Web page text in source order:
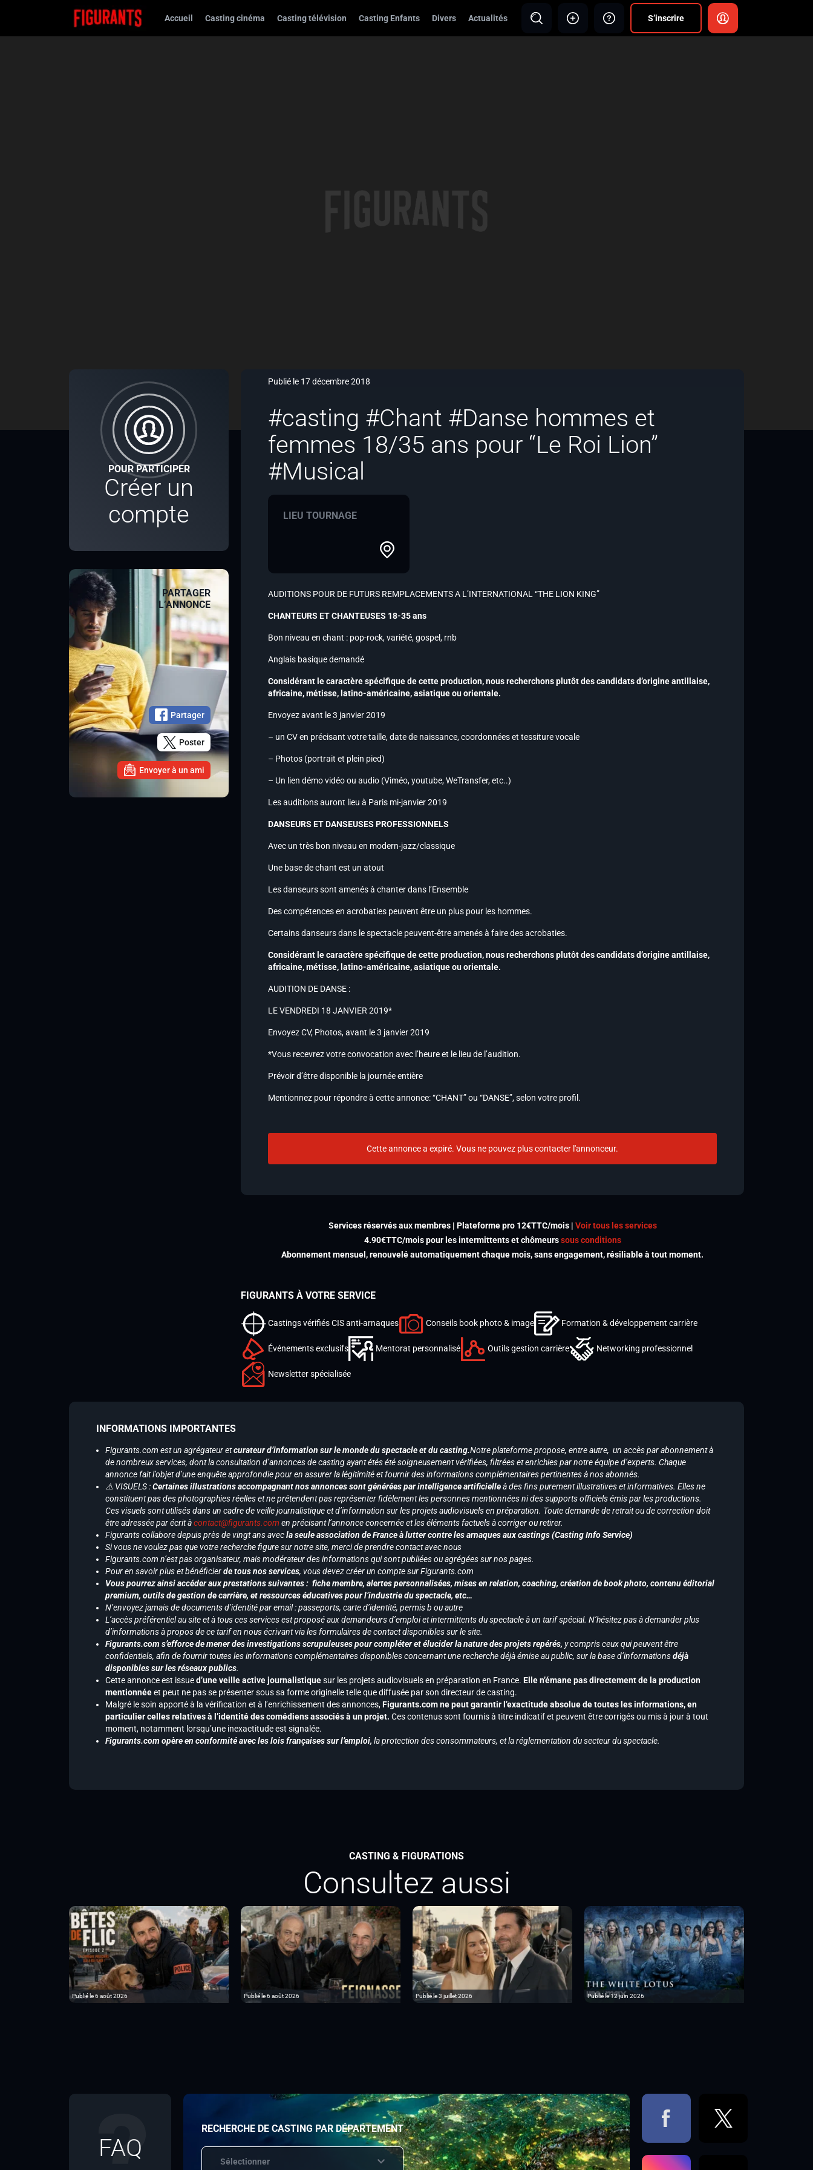
Accueil Casting cinéma Casting télévision Casting Enfants Divers Actualités S’inscrire
POUR PARTICIPER
Créer un
compte
PARTAGER
L’ANNONCE
Partager
Poster
Envoyer à un ami
Publié le 17 décembre 2018
#casting #Chant #Danse hommes et
femmes 18/35 ans pour “Le Roi Lion”
#Musical
LIEU TOURNAGE
AUDITIONS POUR DE FUTURS REMPLACEMENTS A L’INTERNATIONAL “THE LION KING”
CHANTEURS ET CHANTEUSES 18-35 ans
Bon niveau en chant : pop-rock, variété, gospel, rnb
Anglais basique demandé
Considérant le caractère spécifique de cette production, nous recherchons plutôt des candidats d’origine antillaise,
africaine, métisse, latino-américaine, asiatique ou orientale.
Envoyez avant le 3 janvier 2019
– un CV en précisant votre taille, date de naissance, coordonnées et tessiture vocale
– Photos (portrait et plein pied)
– Un lien démo vidéo ou audio (Viméo, youtube, WeTransfer, etc..)
Les auditions auront lieu à Paris mi-janvier 2019
DANSEURS ET DANSEUSES PROFESSIONNELS
Avec un très bon niveau en modern-jazz/classique
Une base de chant est un atout
Les danseurs sont amenés à chanter dans l’Ensemble
Des compétences en acrobaties peuvent être un plus pour les hommes.
Certains danseurs dans le spectacle peuvent-être amenés à faire des acrobaties.
Considérant le caractère spécifique de cette production, nous recherchons plutôt des candidats d’origine antillaise,
africaine, métisse, latino-américaine, asiatique ou orientale.
AUDITION DE DANSE :
LE VENDREDI 18 JANVIER 2019*
Envoyez CV, Photos, avant le 3 janvier 2019
*Vous recevrez votre convocation avec l’heure et le lieu de l’audition.
Prévoir d’être disponible la journée entière
Mentionnez pour répondre à cette annonce: “CHANT” ou “DANSE”, selon votre profil.
Cette annonce a expiré. Vous ne pouvez plus contacter l'annonceur.
Services réservés aux membres | Plateforme pro 12€TTC/mois | Voir tous les services
4.90€TTC/mois pour les intermittents et chômeurssous conditions
Abonnement mensuel, renouvelé automatiquement chaque mois, sans engagement, résiliable à tout moment.
FIGURANTS À VOTRE SERVICE
Castings vérifiés CIS anti-arnaques Conseils book photo & image Formation & développement carrière
Événements exclusifs Mentorat personnalisé Outils gestion carrière Networking professionnel
Newsletter spécialisée
INFORMATIONS IMPORTANTES
Figurants.com est un agrégateur etcurateur d’information sur le monde du spectacle et du casting.Notre plateforme propose, entre autre, un accès par abonnement à
de nombreux services, dont la consultation d’annonces de casting ayant étés été soigneusement vérifiées, filtrées et enrichies par notre équipe d’experts. Chaque
annonce fait l’objet d’une enquête approfondie pour en assurer la légitimité et fournir des informations complémentaires pertinentes à nos abonnés.
⚠️ VISUELS :Certaines illustrations accompagnant nos annonces sont générées par intelligence artificielleà des fins purement illustratives et informatives. Elles ne
constituent pas des photographies réelles et ne prétendent pas représenter fidèlement les personnes mentionnées ni des supports officiels émis par les productions.
Ces visuels sont utilisés dans un cadre de veille journalistique et d’information sur les projets audiovisuels en préparation. Toute demande de retrait ou de correction doit
être adressée par écrit àcontact@figurants.com en précisant l’annonce concernée et les éléments factuels à corriger ou retirer.
Figurants collabore depuis près de vingt ans avecla seule association de France à lutter contre les arnaques aux castings (Casting Info Service)
Si vous ne voulez pas que votre recherche figure sur notre site, merci de prendre contact avec nous
Figurants.com n’est pas organisateur, mais modérateur des informations qui sont publiées ou agrégées sur nos pages.
Pour en savoir plus et bénéficierde tous nos services, vous devez créer un compte sur Figurants.com
Vous pourrez ainsi accéder aux prestations suivantes : fiche membre, alertes personnalisées, mises en relation, coaching, création de book photo, contenu éditorial
premium, outils de gestion de carrière, et ressources éducatives pour l’industrie du spectacle, etc…
N’envoyez jamais de documents d’identité par email : passeports, carte d’identité, permis b ou autre
L’accès préférentiel au site et à tous ces services est proposé aux demandeurs d’emploi et intermittents du spectacle à un tarif spécial. N’hésitez pas à demander plus
d’informations à propos de ce tarif en nous écrivant via les formulaires de contact disponibles sur le site.
Figurants.com s’efforce de mener des investigations scrupuleuses pour compléter et élucider la nature des projets repérés, y compris ceux qui peuvent être
confidentiels, afin de fournir toutes les informations complémentaires disponibles concernant une recherche déjà émise au public, sur la base d’informationsdéjà
disponibles sur les réseaux publics.
Cette annonce est issued’une veille active journalistiquesur les projets audiovisuels en préparation en France. Elle n’émane pas directement de la production
mentionnéeet peut ne pas se présenter sous sa forme originelle telle que diffusée par son directeur de casting.
Malgré le soin apporté à la vérification et à l’enrichissement des annonces,Figurants.com ne peut garantir l’exactitude absolue de toutes les informations, en
particulier celles relatives à l’identité des comédiens associés à un projet. Ces contenus sont fournis à titre indicatif et peuvent être corrigés ou mis à jour à tout
moment, notamment lorsqu’une inexactitude est signalée.
Figurants.com opère en conformité avec les lois françaises sur l’emploi, la protection des consommateurs, et la réglementation du secteur du spectacle.
CASTING & FIGURATIONS
Consultez aussi
Publié le 6 août 2026 Publié le 6 août 2026 Publié le 3 juillet 2026 Publié le 12 juin 2026
FAQ
RECHERCHE DE CASTING PAR DÉPARTEMENT
Sélectionner